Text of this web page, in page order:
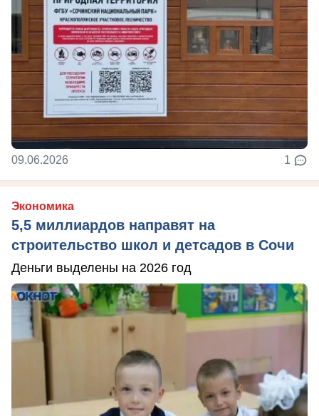
09.06.2026 1
Экономика
5,5 миллиардов направят на
строительство школ и детсадов в Сочи
Деньги выделены на 2026 год